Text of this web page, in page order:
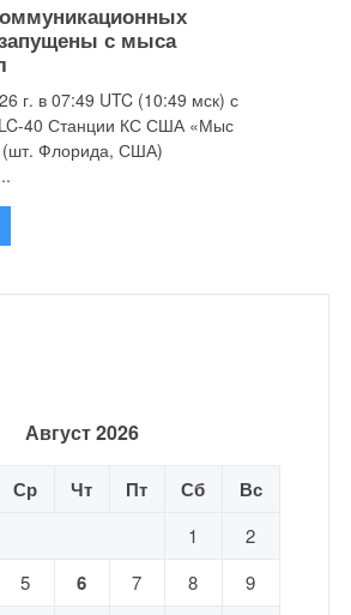
с мыса
г. в 07:49 UTC (10:49 мск) с
40 Станции КС США «Мыс
(шт. Флорида, США)
Август 2026
Ср Чт Пт Сб Вс
1
2
5 6 7 8
9